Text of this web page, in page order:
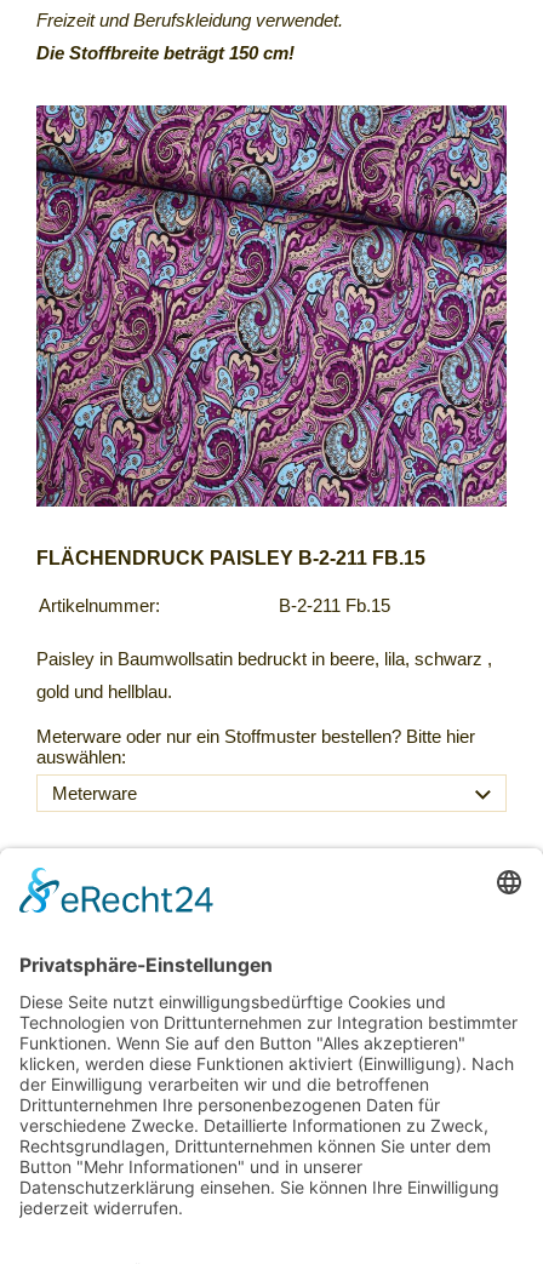
Freizeit und Berufskleidung verwendet.
Die Stoffbreite beträgt 150 cm!
FLÄCHENDRUCK PAISLEY B-2-211 FB.15
Artikelnummer: B-2-211 Fb.15
Paisley in Baumwollsatin bedruckt in beere, lila, schwarz ,
gold und hellblau.
Meterware oder nur ein Stoffmuster bestellen? Bitte hier
auswählen:
54,50 €
Inkl. 20 % USt. zzgl. Versand
Sofort ab Lager
Laufmeter *(54,50 € / lfm):
In den Warenkorb
Für später merken